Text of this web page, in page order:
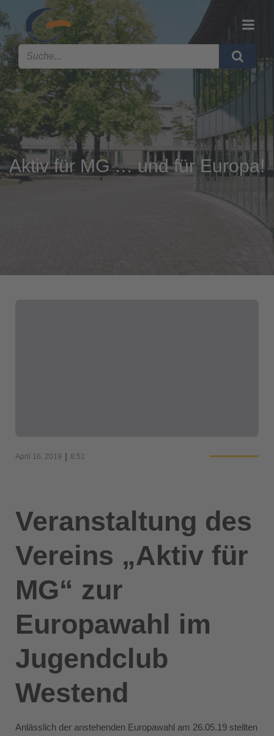
Aktiv für MG … und für Europa!
April 16, 2019 | 8:51
Veranstaltung des
Vereins „Aktiv für
MG“ zur
Europawahl im
Jugendclub
Westend
Anlässlich der anstehenden Europawahl am 26.05.19 stellten